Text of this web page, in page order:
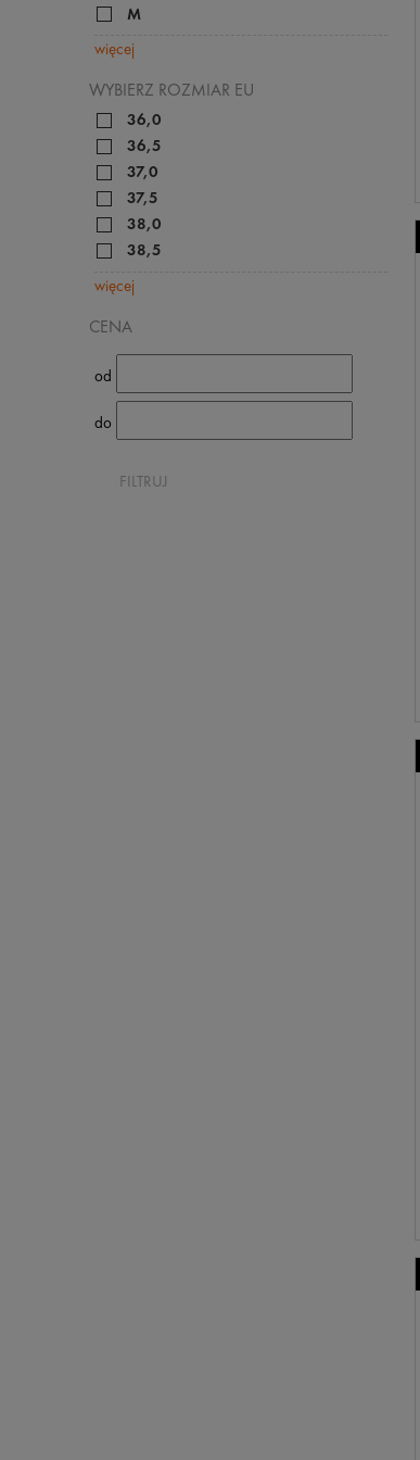
M
więcej
WYBIERZ ROZMIAR EU
36,0
36,5
37,0
37,5
38,0
38,5
więcej
CENA
od
do
FILTRUJ